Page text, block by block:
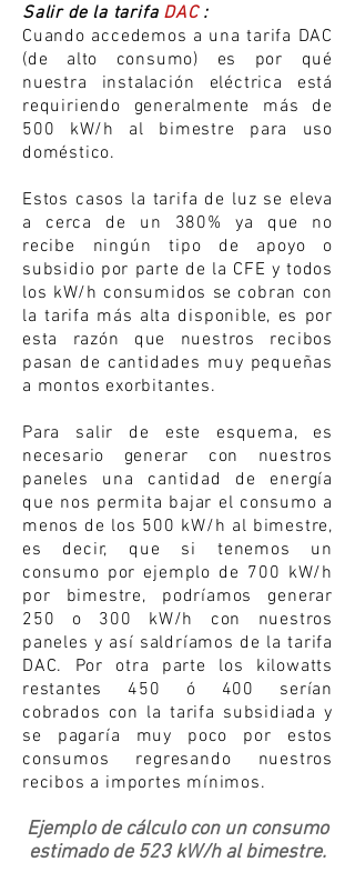
Salir de la tarifa DAC :
Cuando accedemos a una tarifa DAC
(de alto consumo) es por qué
nuestra instalación eléctrica está
requiriendo generalmente más de
500 kW/h al bimestre para uso
doméstico.
Estos casos la tarifa de luz se eleva
a cerca de un 380% ya que no
recibe ningún tipo de apoyo o
subsidio por parte de la CFE y todos
los kW/h consumidos se cobran con
la tarifa más alta disponible, es por
esta razón que nuestros recibos
pasan de cantidades muy pequeñas
a montos exorbitantes.
Para salir de este esquema, es
necesario generar con nuestros
paneles una cantidad de energía
que nos permita bajar el consumo a
menos de los 500 kW/h al bimestre,
es decir, que si tenemos un
consumo por ejemplo de 700 kW/h
por bimestre, podríamos generar
250 o 300 kW/h con nuestros
paneles y así saldríamos de la tarifa
DAC. Por otra parte los kilowatts
restantes 450 ó 400 serían
cobrados con la tarifa subsidiada y
se pagaría muy poco por estos
consumos regresando nuestros
recibos a importes mínimos.
Ejemplo de cálculocon un consumo
estimado de 523 kW/h al bimestre.